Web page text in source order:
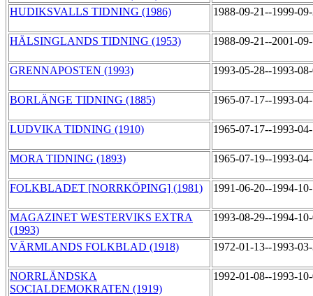
HUDIKSVALLS TIDNING (1986)
1988-09-21--1999-
HÄLSINGLANDS TIDNING (1953) 1988-09-21--2001-
GRENNAPOSTEN (1993) 1993-05-28--1993-
BORLÄNGE TIDNING (1885) 1965-07-17--1993-
LUDVIKA TIDNING (1910) 1965-07-17--1993-
MORA TIDNING (1893) 1965-07-19--1993-
FOLKBLADET [NORRKÖPING] (1981) 1991-06-20--1994-
MAGAZINET WESTERVIKS EXTRA
(1993)
1993-08-29--1994-
VÄRMLANDS FOLKBLAD (1918) 1972-01-13--1993-
NORRLÄNDSKA
SOCIALDEMOKRATEN (1919)
1992-01-08--1993-